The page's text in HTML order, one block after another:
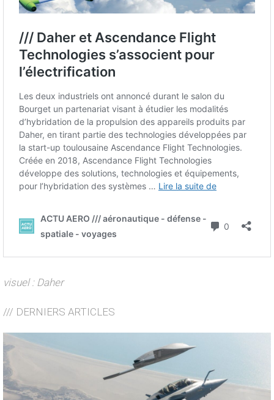
visuel : Daher
/// DERNIERS ARTICLES